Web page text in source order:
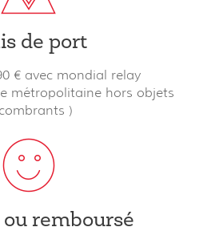
de port
€ avec mondial relay
métropolitaine hors objets
)
remboursé